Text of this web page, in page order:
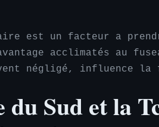
est un facteur a
acclimatés au
négligé, influence la
du Sud et la